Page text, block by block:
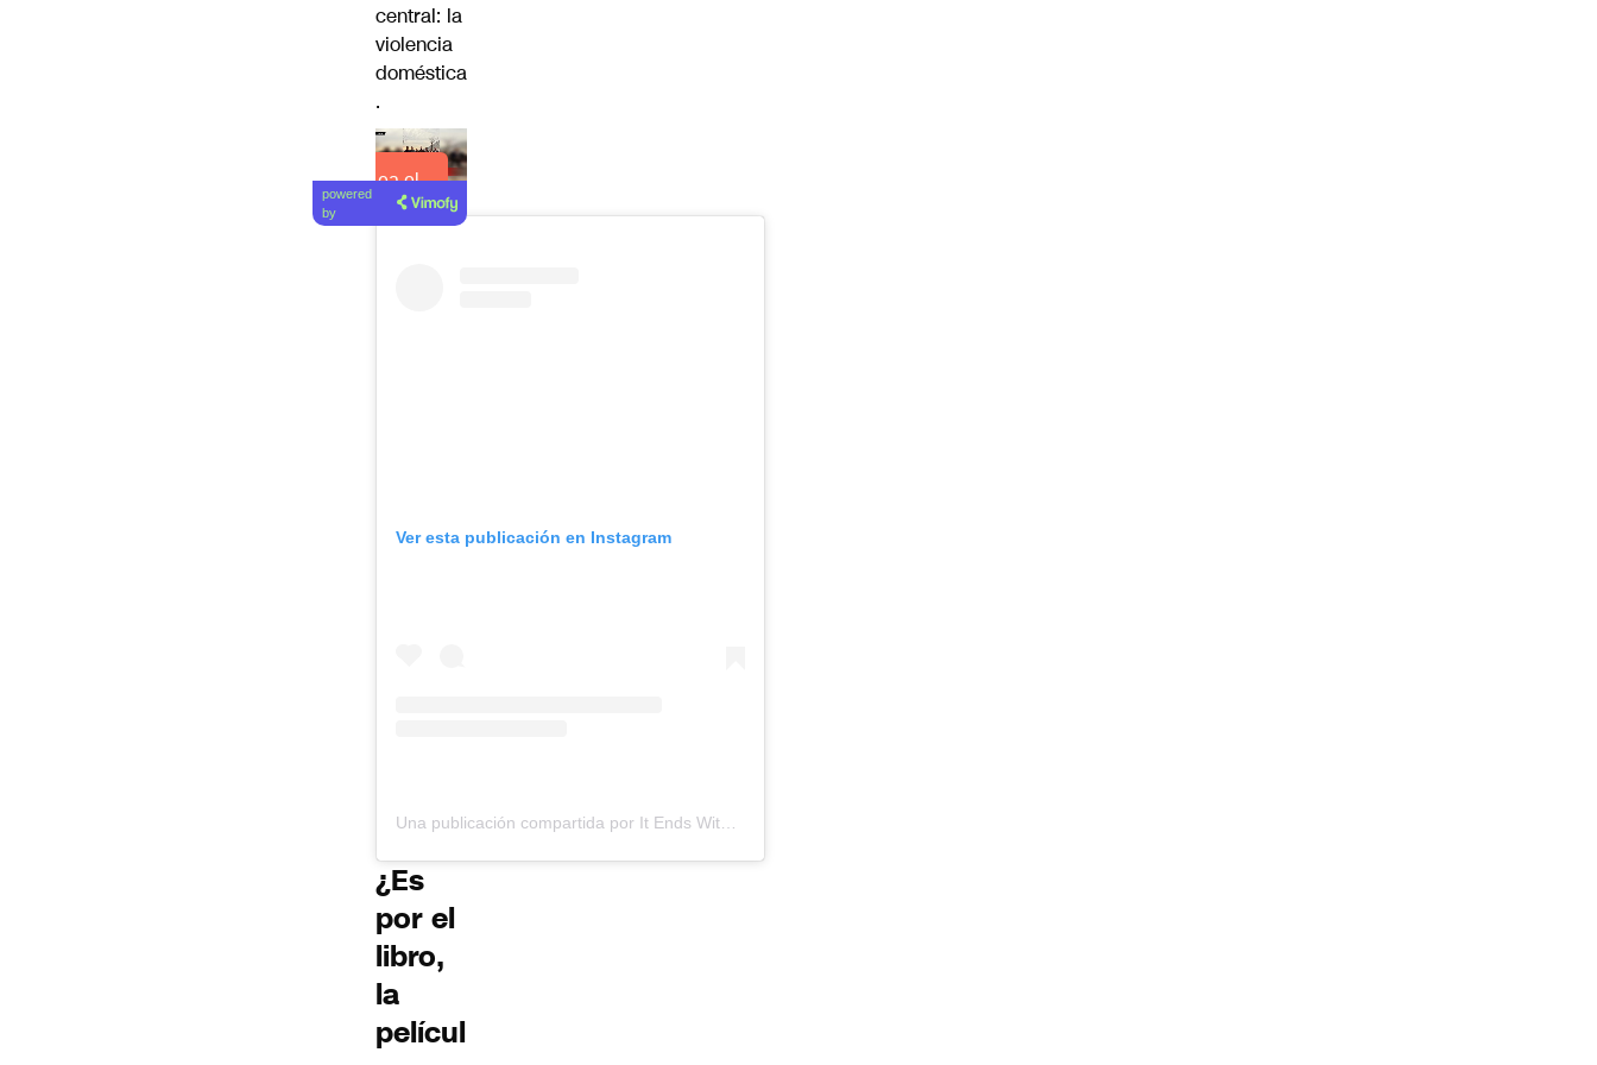
central: la
violencia
doméstica
.
Lea el
artículo
powered
by
Ver esta publicación en Instagram
Una publicación compartida por It Ends With Us (@itendswithusmovie)
¿Es
por el
libro,
la
películ